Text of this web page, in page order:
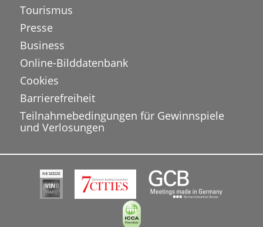
Tourismus
Presse
Business
Online-Bilddatenbank
Cookies
Barrierefreiheit
Teilnahmebedingungen für Gewinnspiele
und Verlosungen